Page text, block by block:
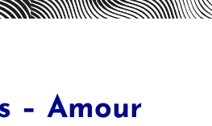
– Amour